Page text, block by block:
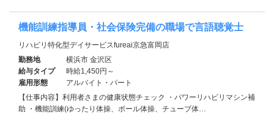
機能訓練指導員・社会保険完備の職場で言語聴覚士
リハビリ特化型デイサービスfureai京急富岡店
勤務地
横浜市 金沢区
給与タイプ
時給1,450円～
雇用形態
アルバイト・パート
【仕事内容】利用者さまの健康状態チェック ・パワーリハビリマシン補
助 ・機能訓練(ゆったり体操、ボール体操、チューブ体…